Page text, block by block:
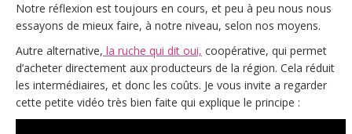
Notre réflexion est toujours en cours, et peu à peu nous nous
essayons de mieux faire, à notre niveau, selon nos moyens.
Autre alternative, la ruche qui dit oui, coopérative, qui permet
d’acheter directement aux producteurs de la région. Cela réduit
les intermédiaires, et donc les coûts. Je vous invite a regarder
cette petite vidéo très bien faite qui explique le principe :